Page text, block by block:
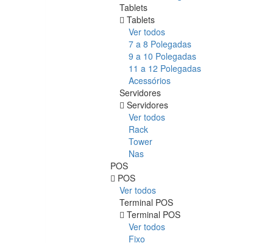
Tablets
Tablets
Ver todos
7 a 8 Polegadas
9 a 10 Polegadas
11 a 12 Polegadas
Acessórios
Servidores
Servidores
Ver todos
Rack
Tower
Nas
POS
POS
Ver todos
Terminal POS
Terminal POS
Ver todos
Fixo